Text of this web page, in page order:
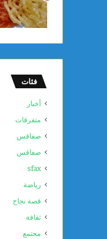
فئات
أخبار
متفرقات
صفاقس
صفاقس
sfax
رياضة
قصة نجاح
ثقافة
مجتمع